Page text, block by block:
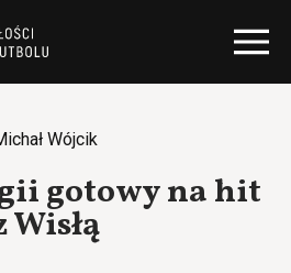
Wójcik
gotowy na hit
Wisłą